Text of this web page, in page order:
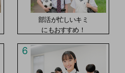
部活が忙しいキミ
にもおすすめ！
6